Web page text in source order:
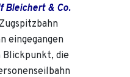
Bleichert & Co.
eingegangen
Blickpunkt, die